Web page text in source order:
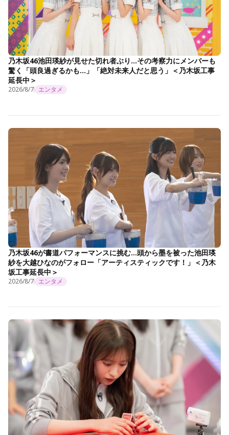
乃木坂46池田瑛紗が見せた切れ者ぶり…その考察力にメンバーも
驚く「頭良過ぎるかも…」「絶対未来人だと思う」＜乃木坂工事
延長中＞
2026/8/7 エンタメ
乃木坂46が書道パフォーマンスに挑む…頭から墨を被った池田瑛
紗を大越ひなのがフォロー「アーティスティックです！」＜乃木
坂工事延長中＞
2026/8/7 エンタメ